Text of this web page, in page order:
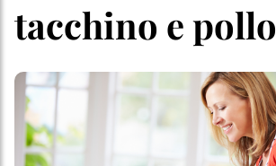
tacchino e pollo